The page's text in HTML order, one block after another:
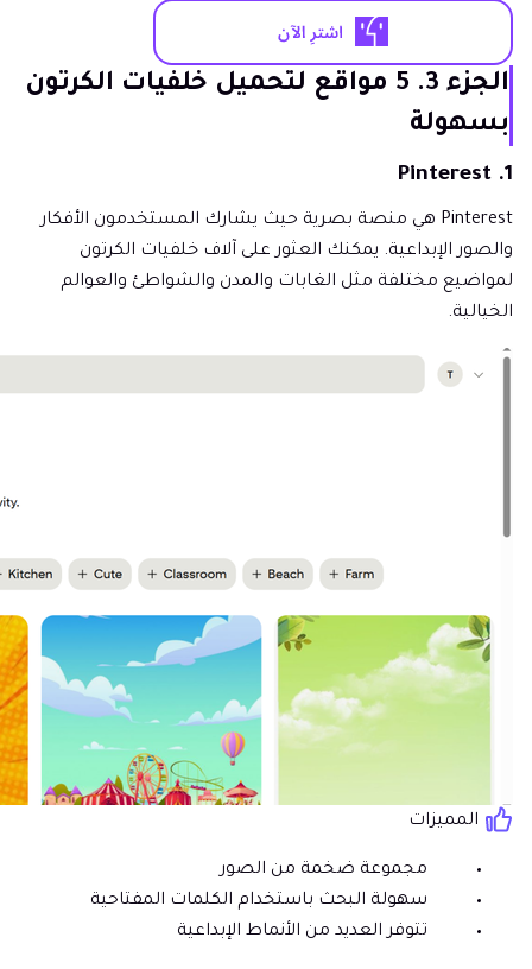
الجزء 3. 5 مواقع لتحميل خلفيات الكرتون
بسهولة
1. Pinterest
Pinterest هي منصة بصرية حيث يشارك المستخدمون الأفكار
والصور الإبداعية. يمكنك العثور على آلاف خلفيات الكرتون
لمواضيع مختلفة مثل الغابات والمدن والشواطئ والعوالم
الخيالية.
المميزات
مجموعة ضخمة من الصور
سهولة البحث باستخدام الكلمات المفتاحية
تتوفر العديد من الأنماط الإبداعية